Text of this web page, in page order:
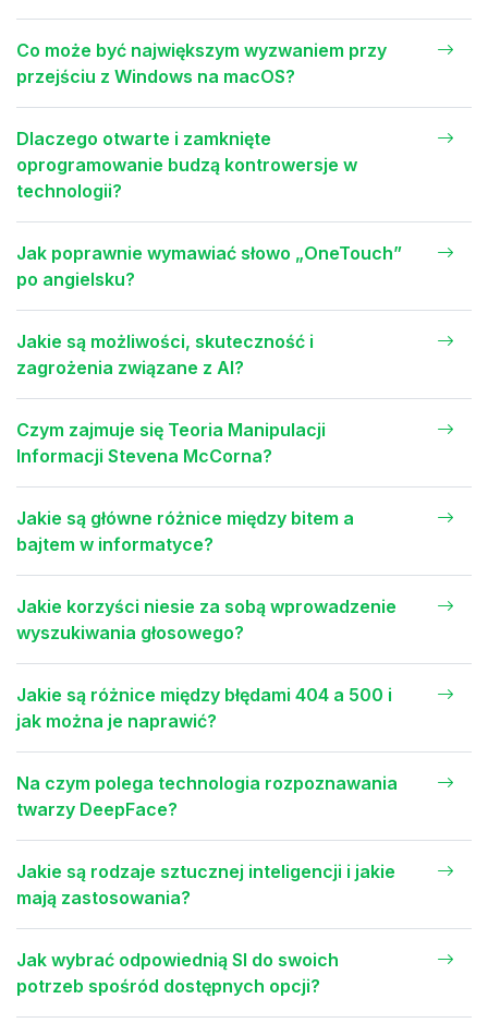
Co może być największym wyzwaniem przy
przejściu z Windows na macOS?
Dlaczego otwarte i zamknięte
oprogramowanie budzą kontrowersje w
technologii?
Jak poprawnie wymawiać słowo „OneTouch”
po angielsku?
Jakie są możliwości, skuteczność i
zagrożenia związane z AI?
Czym zajmuje się Teoria Manipulacji
Informacji Stevena McCorna?
Jakie są główne różnice między bitem a
bajtem w informatyce?
Jakie korzyści niesie za sobą wprowadzenie
wyszukiwania głosowego?
Jakie są różnice między błędami 404 a 500 i
jak można je naprawić?
Na czym polega technologia rozpoznawania
twarzy DeepFace?
Jakie są rodzaje sztucznej inteligencji i jakie
mają zastosowania?
Jak wybrać odpowiednią SI do swoich
potrzeb spośród dostępnych opcji?